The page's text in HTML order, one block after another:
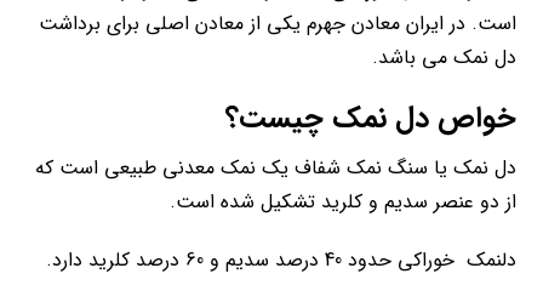
است. در ایران معادن جهرم یکی از معادن اصلی برای برداشت
دل نمک می باشد.
خواص دل نمک چیست؟
دل نمک یا سنگ نمک شفاف یک نمک معدنی طبیعی است که
از دو عنصر سدیم و کلرید تشکیل شده است.
دلنمک خوراکی حدود 40 درصد سدیم و 60 درصد کلرید دارد.